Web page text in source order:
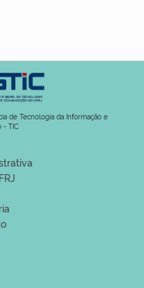
de Tecnologia da Informação e
- TIC